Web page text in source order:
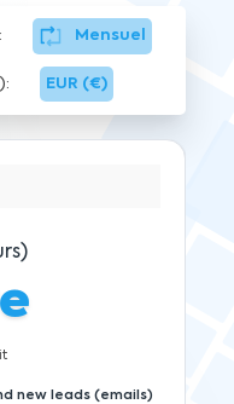
Mensuel
EUR (€)
new leads (emails)